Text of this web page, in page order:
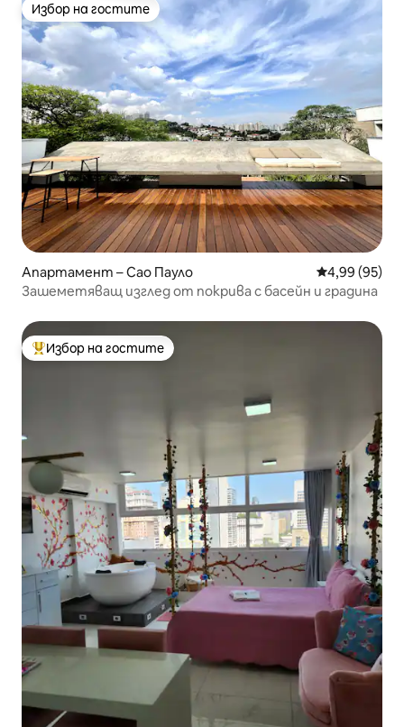
Избор на гостите
Избор на гостите
Апартамент – Сао Пауло Средна
4,99 (95)
Зашеметяващ изглед от покрива с басейн и градина
Най-популярен избор на гостите
Избор на гостите